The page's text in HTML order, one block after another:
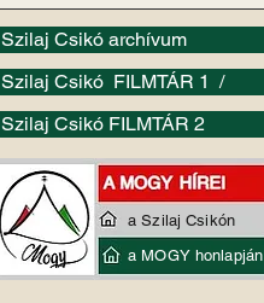
Szilaj Csikó archívum
Szilaj Csikó FILMTÁR 1 /
Szilaj Csikó FILMTÁR 2
a Szilaj Csikón
a MOGY honlapján